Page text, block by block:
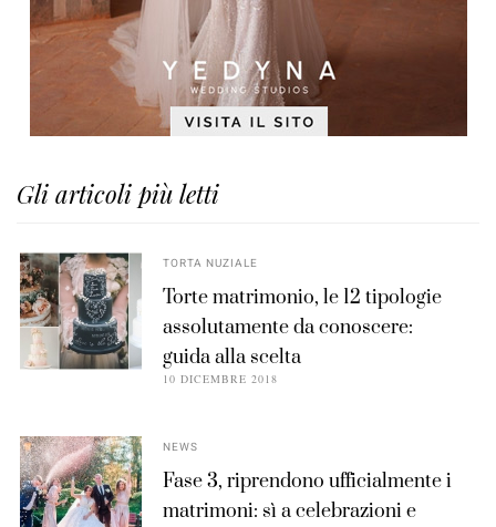
Gli articoli più letti
TORTA NUZIALE
Torte matrimonio, le 12 tipologie
assolutamente da conoscere:
guida alla scelta
10 DICEMBRE 2018
NEWS
Fase 3, riprendono ufficialmente i
matrimoni: sì a celebrazioni e